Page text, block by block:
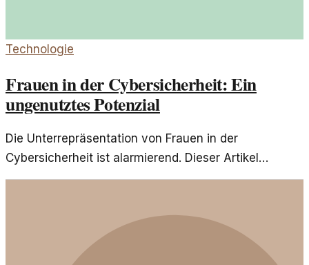
Technologie
Frauen in der Cybersicherheit: Ein
ungenutztes Potenzial
Die Unterrepräsentation von Frauen in der
Cybersicherheit ist alarmierend. Dieser Artikel
beleuchtet die Gründe und mögliche Lösungen für